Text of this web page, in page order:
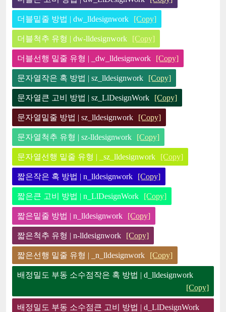
더블밑줄 방법 | dw_lldesignwork [Copy]
더블척추 유형 | dw-lldesignwork [Copy]
더블선행 밑줄 유형 | _dw_lldesignwork [Copy]
문자열작은 혹 방법 | sz_lldesignwork [Copy]
문자열큰 고비 방법 | sz_LlDesignWork [Copy]
문자열밑줄 방법 | sz_lldesignwork [Copy]
문자열척추 유형 | sz-lldesignwork [Copy]
문자열선행 밑줄 유형 | _sz_lldesignwork [Copy]
짧은작은 혹 방법 | n_lldesignwork [Copy]
짧은큰 고비 방법 | n_LlDesignWork [Copy]
짧은밑줄 방법 | n_lldesignwork [Copy]
짧은척추 유형 | n-lldesignwork [Copy]
짧은선행 밑줄 유형 | _n_lldesignwork [Copy]
배정밀도 부동 소수점작은 혹 방법 | d_lldesignwork
[Copy]
배정밀도 부동 소수점큰 고비 방법 | d_LlDesignWork